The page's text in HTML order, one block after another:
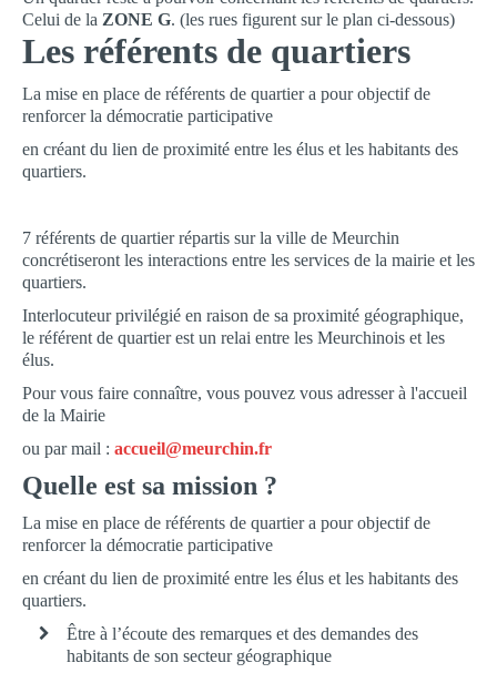
PROPOS DES ÉLUS DE LA MAJORITÉ
PROPOS DES ÉLUS DE L’OPPOSITION
ETAT-CIVIL
ELECTIONS
CULTURE
MÉDIATHÈQUE
ÉCOLE MUNICIPALE D'ARTS PLASTIQUES
ÉCOLE MUNICIPALE DE MUSIQUE
ÉCOLES/JEUNESSE
ÉCOLE MATERNELLE
ÉCOLE PRIMAIRE
SERVICE MUNICIPAL JEUNESSE
RESTAURANT SCOLAIRE
PAUSE MÉRIDIENNE
GARDERIE PÉRISCOLAIRE
RELAIS PETITE ENFANCE
Celui de la ZONE G. (les rues figurent sur le plan ci-dessous)
Les référents de quartiers
La mise en place de référents de quartier a pour objectif de
renforcer la démocratie participative
en créant du lien de proximité entre les élus et les habitants des
quartiers.
7 référents de quartier répartis sur la ville de Meurchin
concrétiseront les int­eractions entre les services de la mairie et les
quartiers.
Interlocuteur privilégié en raison de sa proximité géographique,
le référent de quartier est un relai entre les Meurchinois et les
élus.
Pour vous faire connaître, vous pouvez vous adresser à l'accueil
de la Mairie
ou par mail : accueil@meurchin.fr
­Quelle est sa mission ?­
La mise en place de référents de quartier a pour objectif de
renforcer la démocratie participative
en créant du lien de proximité entre les élus et les habitants des
quartiers.
Être à l’écoute des remarques et des demandes des
habitants de son secteur géographique